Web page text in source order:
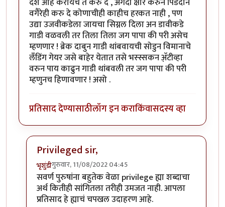
वगैरेही करु दे कोणाचीही काहीच हरकत नाही , पण
उद्या उजवीकडेला जायचा सिग्नल दिला अन डावीकडे
गाडी वळवली तर तिला तिला जग पापा की परी असेच
म्हणणार ! ब्रेक दाबुन गाडी थांबवायची सोडुन विमानाचे
लँडिंग गेयर जसे बाहेर येतात तसे भस्स्सकन अ‍ॅ़टीव्हा
वरुन पाय काढुन गाडी थांबवली तर जग पापा की परी
म्हणुनच हिणावणार ! असो .
प्रतिसाद देण्यासाठीलॉग इन कराकिंवासदस्य व्हा
Privileged sir,
भृशुंडीगुरुवार, 11/08/2022 04:45
In reply toउगाचचbyप्रसाद गोडबोले
सवर्ण पुरुषांना बहुतेक वेळा privilege ह्या शब्दाचा
अर्थ कितीही सांगितला तरीही उमजत नाही. आपला
प्रतिसाद हे ह्याचं चपखल उदाहरण आहे.